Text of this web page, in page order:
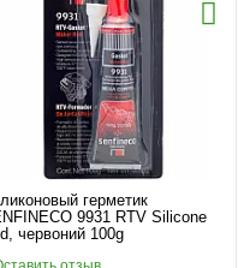
герметик
9931 RTV Silicone
червоний 100g